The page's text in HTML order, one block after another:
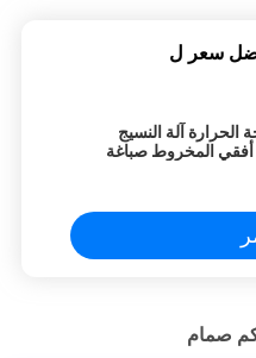
سعر ل
الحرارة آلة النسيج
أفقي المخروط صباغة